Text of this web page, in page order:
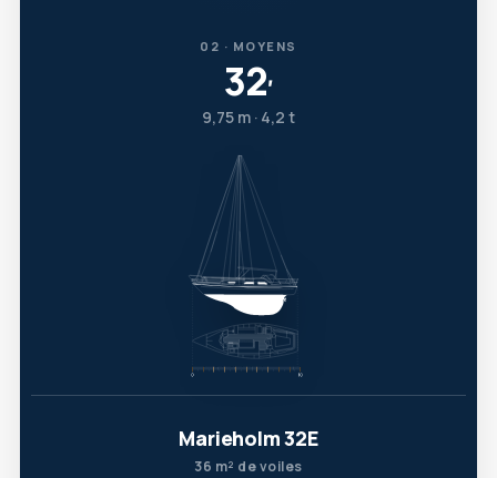
02 · MOYENS
32′
9,75 m · 4,2 t
Marieholm 32E
36 m² de voiles